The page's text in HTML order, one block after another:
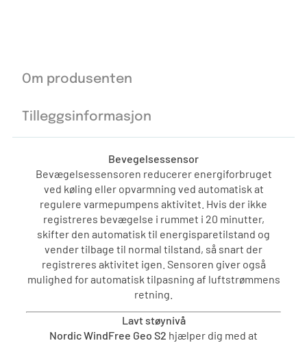
Om produsenten
Tilleggsinformasjon
Bevegelsessensor
Bevægelsessensoren reducerer energiforbruget
ved køling eller opvarmning ved automatisk at
regulere varmepumpens aktivitet. Hvis der ikke
registreres bevægelse i rummet i 20 minutter,
skifter den automatisk til energisparetilstand og
vender tilbage til normal tilstand, så snart der
registreres aktivitet igen. Sensoren giver også
mulighed for automatisk tilpasning af luftstrømmens
retning.
Lavt støynivå
Nordic WindFree Geo S2 hjælper dig med at